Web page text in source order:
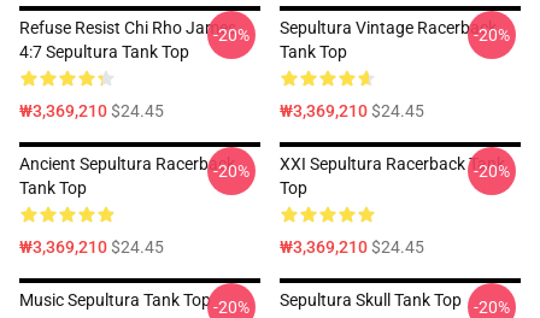
Refuse Resist Chi Rho James
4:7 Sepultura Tank Top
₩3,369,210$24.45
-20%
Sepultura Vintage Racerback
Tank Top
₩3,369,210$24.45
-20%
Ancient Sepultura Racerback
Tank Top
₩3,369,210$24.45
-20%
XXI Sepultura Racerback Tank
Top
₩3,369,210$24.45
-20%
Music Sepultura Tank Top-20% Sepultura Skull Tank Top -20%